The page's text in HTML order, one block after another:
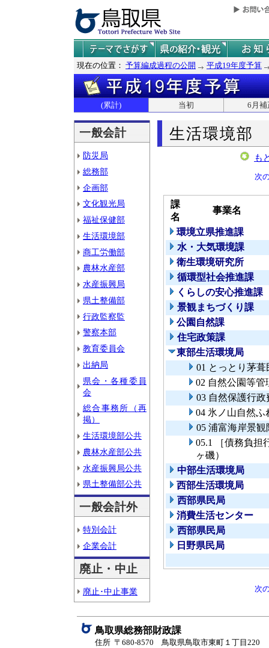
現在の位置： 予算編成過程の公開 平成19年度予算
(累計) 当初 6月補
一般会計
防災局
総務部
企画部
文化観光局
福祉保健部
生活環境部
商工労働部
農林水産部
水産振興局
県土整備部
行政監察監
警察本部
教育委員会
出納局
県会・各種委員
会
総合事務所（再
掲）
生活環境部公共
農林水産部公共
水産振興局公共
県土整備部公共
一般会計外
特別会計
企業会計
廃止・中止
廃止･中止事業
生活環境部
も
次
課
名
事業名
環境立県推進課
水・大気環境課
衛生環境研究所
循環型社会推進課
くらしの安心推進課
景観まちづくり課
公園自然課
住宅政策課
東部生活環境局
01 とっとり茅
02 自然公園等管
03 自然保護行政
04 氷ノ山自然
05 浦富海岸景
05.1 ［債務負担
ヶ磯）
中部生活環境局
西部生活環境局
西部県民局
消費生活センター
西部県民局
日野県民局
次
鳥取県総務部財政課
住所 〒680-8570 鳥取県鳥取市東町１丁目220